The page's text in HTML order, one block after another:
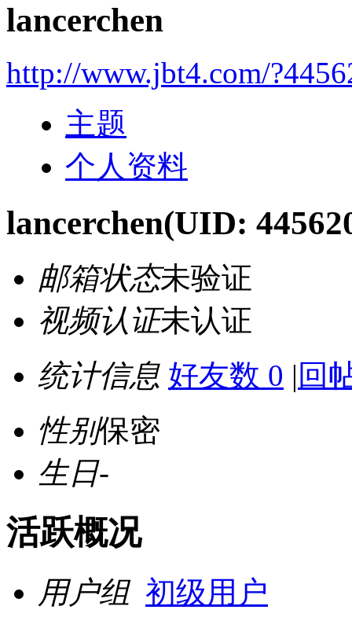
lancerchen
http://www.jbt4.com/
主题
个人资料
lancerchen(UID:
邮箱状态未验证
视频认证未认证
统计信息 好友数 0 | 回
性别保密
生日-
活跃概况
用户组 初级用户